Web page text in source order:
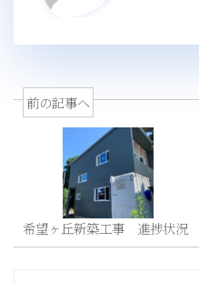
前の記事へ
希望ヶ丘新築工事 進捗状況